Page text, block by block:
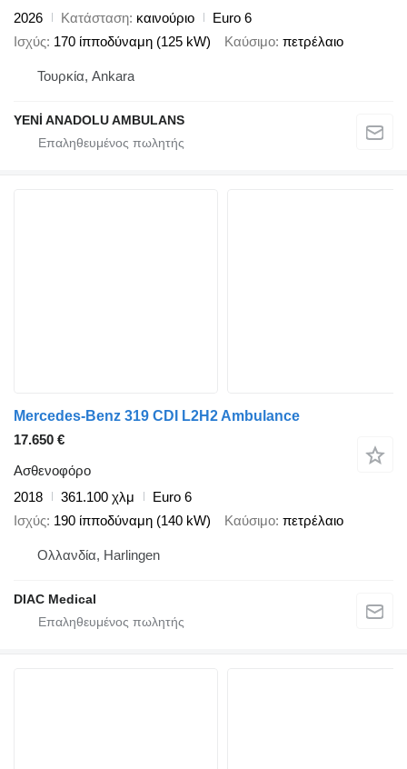
2026
Κατάσταση καινούριο
Euro 6
Ισχύς 170 ίπποδύναμη (125 kW) Καύσιμο πετρέλαιο
Τουρκία, Ankara
YENİ ANADOLU AMBULANS
Mercedes-Benz 319 CDI L2H2 Ambulance
17.650 €
Ασθενοφόρο
2018
361.100 χλμ
Euro 6
Ισχύς 190 ίπποδύναμη (140 kW) Καύσιμο πετρέλαιο
Ολλανδία, Harlingen
DIAC Medical